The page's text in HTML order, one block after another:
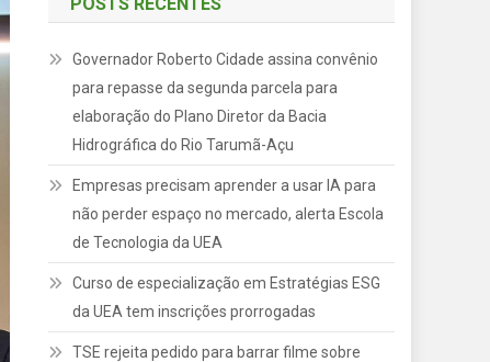
Governador Roberto Cidade assina convênio
para repasse da segunda parcela para
elaboração do Plano Diretor da Bacia
Hidrográfica do Rio Tarumã-Açu
Empresas precisam aprender a usar IA para
não perder espaço no mercado, alerta Escola
de Tecnologia da UEA
Curso de especialização em Estratégias ESG
da UEA tem inscrições prorrogadas
TSE rejeita pedido para barrar filme sobre